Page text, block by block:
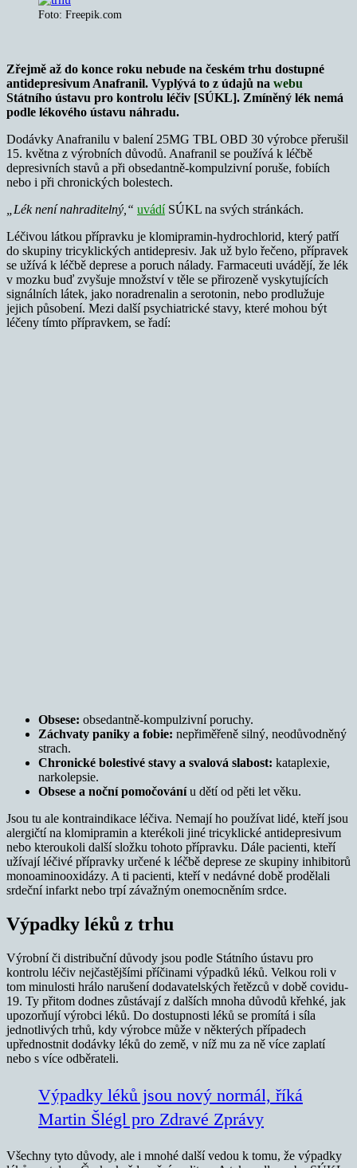
Foto: Freepik.com
Zřejmě až do konce roku nebude na českém trhu dostupné
antidepresivum Anafranil. Vyplývá to z údajů na webu
Státního ústavu pro kontrolu léčiv [SÚKL]. Zmíněný lék nemá
podle lékového ústavu náhradu.
Dodávky Anafranilu v balení 25MG TBL OBD 30 výrobce přerušil
15. května z výrobních důvodů. Anafranil se používá k léčbě
depresivních stavů a při obsedantně-kompulzivní poruše, fobiích
nebo i při chronických bolestech.
„Lék není nahraditelný,“ uvádíSÚKL na svých stránkách.
Léčivou látkou přípravku je klomipramin-hydrochlorid, který patří
do skupiny tricyklických antidepresiv. Jak už bylo řečeno, přípravek
se užívá k léčbě deprese a poruch nálady. Farmaceuti uvádějí, že lék
v mozku buď zvyšuje množství v těle se přirozeně vyskytujících
signálních látek, jako noradrenalin a serotonin, nebo prodlužuje
jejich působení. Mezi další psychiatrické stavy, které mohou být
léčeny tímto přípravkem, se řadí:
Obsese: obsedantně-kompulzivní poruchy.
Záchvaty paniky a fobie: nepřiměřeně silný, neodůvodněný
strach.
Chronické bolestivé stavy a svalová slabost: kataplexie,
narkolepsie.
Obsese a noční pomočováníu dětí od pěti let věku.
Jsou tu ale kontraindikace léčiva. Nemají ho používat lidé, kteří jsou
alergičtí na klomipramin a kterékoli jiné tricyklické antidepresivum
nebo kteroukoli další složku tohoto přípravku. Dále pacienti, kteří
užívají léčivé přípravky určené k léčbě deprese ze skupiny inhibitorů
monoaminooxidázy. A ti pacienti, kteří v nedávné době prodělali
srdeční infarkt nebo trpí závažným onemocněním srdce.
Výpadky léků z trhu
Výrobní či distribuční důvody jsou podle Státního ústavu pro
kontrolu léčiv nejčastějšími příčinami výpadků léků. Velkou roli v
tom minulosti hrálo narušení dodavatelských řetězců v době covidu-
19. Ty přitom dodnes zůstávají z dalších mnoha důvodů křehké, jak
upozorňují výrobci léků. Do dostupnosti léků se promítá i síla
jednotlivých trhů, kdy výrobce může v některých případech
upřednostnit dodávky léků do země, v níž mu za ně více zaplatí
nebo s více odběrateli.
Výpadky léků jsou nový normál, říká
Martin Šlégl pro Zdravé Zprávy
Všechny tyto důvody, ale i mnohé další vedou k tomu, že výpadky